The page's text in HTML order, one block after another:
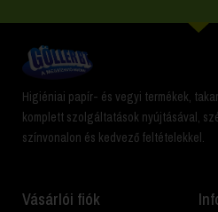
Higiéniai papír- és vegyi termékek,
komplett szolgáltatások nyújtásával,
színvonalon és kedvező feltételekkel.
Vásárlói fiók